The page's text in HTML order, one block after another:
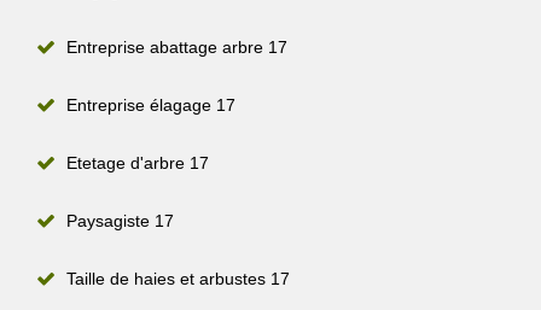
Entreprise abattage arbre 17
Entreprise élagage 17
Etetage d'arbre 17
Paysagiste 17
Taille de haies et arbustes 17